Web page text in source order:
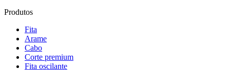
Produtos
Fita
Arame
Cabo
Corte premium
Fita oscilante